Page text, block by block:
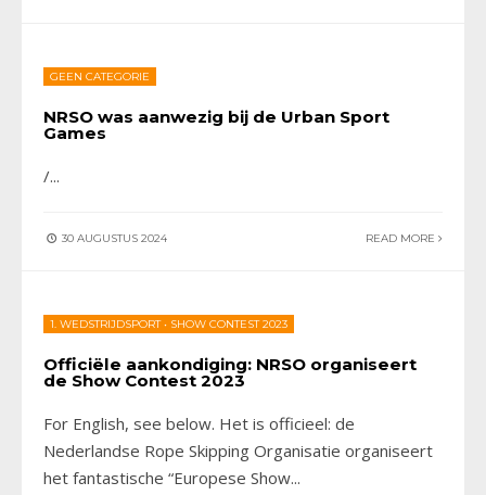
GEEN CATEGORIE
NRSO was aanwezig bij de Urban Sport
Games
/...
30 AUGUSTUS 2024 READ MORE
1. WEDSTRIJDSPORT• SHOW CONTEST 2023
Officiële aankondiging: NRSO organiseert
de Show Contest 2023
For English, see below. Het is officieel: de
Nederlandse Rope Skipping Organisatie organiseert
het fantastische “Europese Show...